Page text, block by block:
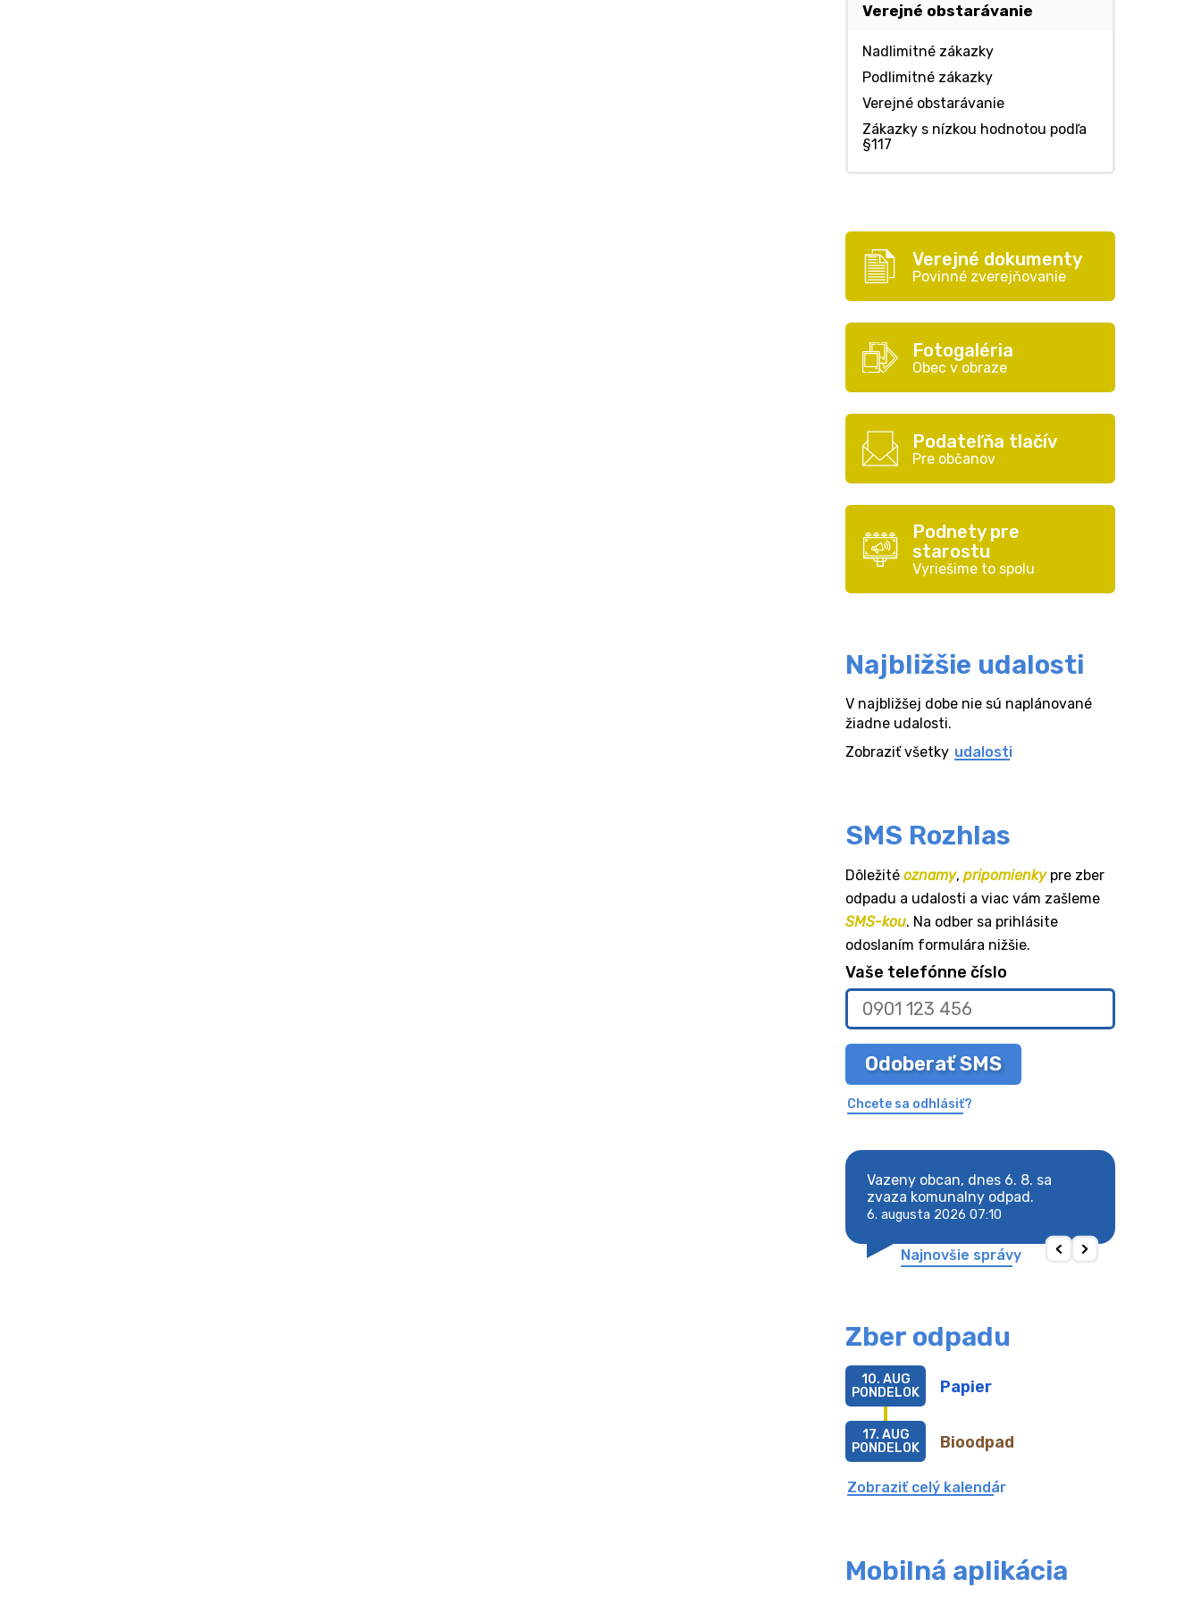
Verejné obstarávanie
Nadlimitné zákazky
Podlimitné zákazky
Verejné obstarávanie
Zákazky s nízkou hodnotou podľa
§117
Verejné dokumenty
Povinné zverejňovanie
Fotogaléria
Obec v obraze
Podateľňa tlačív
Pre občanov
Podnety pre
starostu
Vyriešime to spolu
Najbližšie udalosti
V najbližšej dobe nie sú naplánované
žiadne udalosti.
Zobraziť všetky udalosti
SMS Rozhlas
Dôležité oznamy, pripomienkypre zber
odpadu a udalosti a viac vám zašleme
SMS-kou. Na odber sa prihlásite
odoslaním formulára nižšie.
Vaše telefónne číslo
Odoberať SMS
Chcete sa odhlásiť?
Vazeny obcan, dnes 6. 8. sa
zvaza komunalny odpad.
6. augusta 2026 07:10
Najnovšie správy
Zber odpadu
Papier
10. AUG
PONDELOK
Bioodpad
17. AUG
PONDELOK
Zobraziť celý kalendár
Mobilná aplikácia